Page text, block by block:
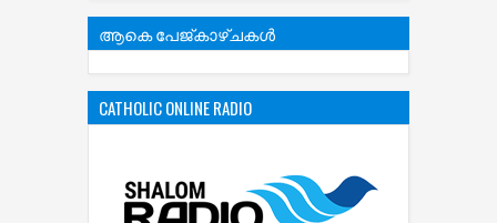
ആകെ പേജ്‌കാഴ്‌ചകള്‍
CATHOLIC ONLINE RADIO